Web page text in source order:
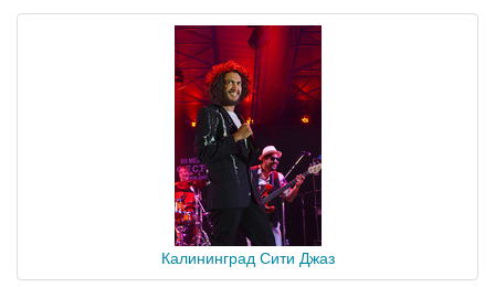
Калининград Сити Джаз